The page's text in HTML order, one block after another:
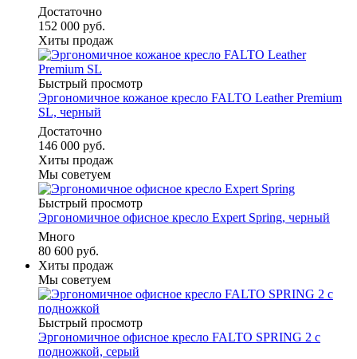
Достаточно
152 000 руб.
Хиты продаж
Быстрый просмотр
Эргономичное кожаное кресло FALTO Leather Premium
SL, черный
Достаточно
146 000 руб.
Хиты продаж
Мы советуем
Быстрый просмотр
Эргономичное офисное кресло Expert Spring, черный
Много
80 600 руб.
Хиты продаж
Мы советуем
Быстрый просмотр
Эргономичное офисное кресло FALTO SPRING 2 с
подножкой, серый